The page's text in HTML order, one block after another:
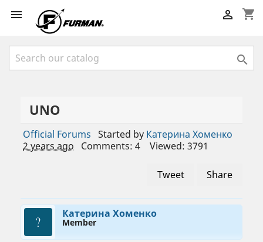
 shopping_cart


UNO
Official Forums Started by Катерина Хоменко
2 years ago
Comments: 4 Viewed: 3791
Tweet Share
Катерина Хоменко
Member